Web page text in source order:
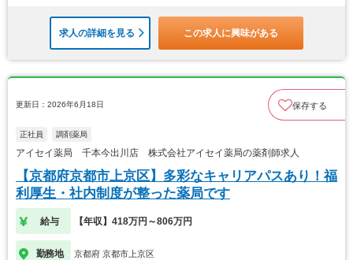
求人の詳細を見る この求人に興味がある
更新日：2026年6月18日 保存する
正社員 調剤薬局
アイセイ薬局 千本今出川店 株式会社アイセイ薬局の薬剤師求人
【京都府京都市上京区】多彩なキャリアパスあり！福
利厚生・社内制度が整った薬局です
給与 【年収】418万円～806万円
勤務地 京都府 京都市上京区